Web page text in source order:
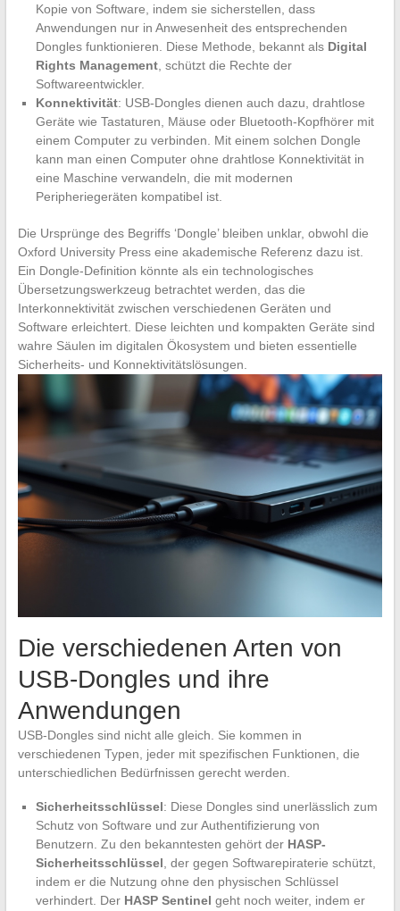
Kopie von Software, indem sie sicherstellen, dass
Anwendungen nur in Anwesenheit des entsprechenden
Dongles funktionieren. Diese Methode, bekannt als Digital
Rights Management, schützt die Rechte der
Softwareentwickler.
Konnektivität: USB-Dongles dienen auch dazu, drahtlose
Geräte wie Tastaturen, Mäuse oder Bluetooth-Kopfhörer mit
einem Computer zu verbinden. Mit einem solchen Dongle
kann man einen Computer ohne drahtlose Konnektivität in
eine Maschine verwandeln, die mit modernen
Peripheriegeräten kompatibel ist.
Die Ursprünge des Begriffs ‘Dongle’ bleiben unklar, obwohl die
Oxford University Press eine akademische Referenz dazu ist.
Ein Dongle-Definition könnte als ein technologisches
Übersetzungswerkzeug betrachtet werden, das die
Interkonnektivität zwischen verschiedenen Geräten und
Software erleichtert. Diese leichten und kompakten Geräte sind
wahre Säulen im digitalen Ökosystem und bieten essentielle
Sicherheits- und Konnektivitätslösungen.
Die verschiedenen Arten von
USB-Dongles und ihre
Anwendungen
USB-Dongles sind nicht alle gleich. Sie kommen in
verschiedenen Typen, jeder mit spezifischen Funktionen, die
unterschiedlichen Bedürfnissen gerecht werden.
Sicherheitsschlüssel: Diese Dongles sind unerlässlich zum
Schutz von Software und zur Authentifizierung von
Benutzern. Zu den bekanntesten gehört der HASP-
Sicherheitsschlüssel , der gegen Softwarepiraterie schützt,
indem er die Nutzung ohne den physischen Schlüssel
verhindert. Der HASP Sentinel geht noch weiter, indem er